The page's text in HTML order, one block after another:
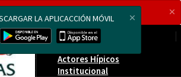
TRANSMITIENDO EN VIVO
Carreras en vivo
Proveedores
Actores Hípicos
Institucional
LA APLICACCIÓN MÓVIL